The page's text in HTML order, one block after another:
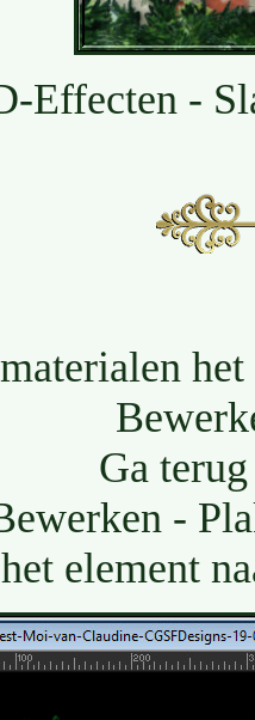
Effecten -
Ga
-
element